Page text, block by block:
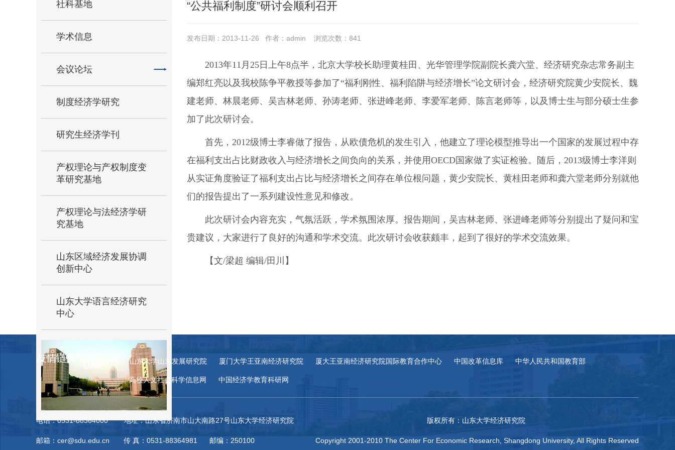
社科基地
学术信息
会议论坛
制度经济学研究
研究生经济学刊
产权理论与产权制度变
革研究基地
产权理论与法经济学研
究基地
山东区域经济发展协调
创新中心
山东大学语言经济研究
中心
“公共福利制度”研讨会顺利召开
发布日期：2013-11-26 作者：admin 浏览次数： 841
2013年11月25日上午8点半，北京大学校长助理黄桂田、光华管理学院副院长龚六堂、经济研究杂志常务副主
编郑红亮以及我校陈争平教授等参加了“福利刚性、福利陷阱与经济增长”论文研讨会，经济研究院黄少安院长、魏
建老师、林晨老师、吴吉林老师、孙涛老师、张进峰老师、李爱军老师、陈言老师等，以及博士生与部分硕士生参
加了此次研讨会。
首先，2012级博士李睿做了报告，从欧债危机的发生引入，他建立了理论模型推导出一个国家的发展过程中存
在福利支出占比财政收入与经济增长之间负向的关系，并使用OECD国家做了实证检验。随后，2013级博士李洋则
从实证角度验证了福利支出占比与经济增长之间存在单位根问题，黄少安院长、黄桂田老师和龚六堂老师分别就他
们的报告提出了一系列建设性意见和修改。
此次研讨会内容充实，气氛活跃，学术氛围浓厚。报告期间，吴吉林老师、张进峰老师等分别提出了疑问和宝
贵建议，大家进行了良好的沟通和学术交流。此次研讨会收获颇丰，起到了很好的学术交流效果。
【文/梁超 编辑/田川】
山东大学山东发展研究院 厦门大学王亚南经济研究院 厦大王亚南经济研究院国际教育合作中心 中国改革信息库 中华人民共和国教育部
高校人文社会科学信息网 中国经济学教育科研网
电话：0531-88364000 地址：山东省济南市山大南路27号山东大学经济研究院
邮箱：cer@sdu.edu.cn 传 真：0531-88364981 邮编：250100
版权所有：山东大学经济研究院
Copyright 2001-2010 The Center For Economic Research, Shangdong University, All Rights Reserved